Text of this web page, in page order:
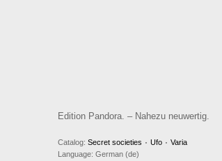
Edition Pandora. – Nahezu neuwertig.
Catalog: Secret societies ۰ Ufo ۰ Varia
Language: German (de)